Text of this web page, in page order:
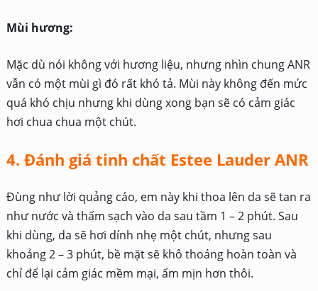
Mùi hương:
Mặc dù nói không với hương liệu, nhưng nhìn chung ANR
vẫn có một mùi gì đó rất khó tả. Mùi này không đến mức
quá khó chịu nhưng khi dùng xong bạn sẽ có cảm giác
hơi chua chua một chút.
4. Đánh giá tinh chất Estee Lauder ANR
Đùng như lời quảng cáo, em này khi thoa lên da sẽ tan ra
như nước và thấm sạch vào da sau tầm 1 – 2 phút. Sau
khi dùng, da sẽ hơi dính nhẹ một chút, nhưng sau
khoảng 2 – 3 phút, bề mặt sẽ khô thoáng hoàn toàn và
chỉ để lại cảm giác mềm mại, ẩm mịn hơn thôi.